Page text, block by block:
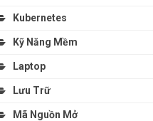
Kubernetes
Kỹ Năng Mềm
Laptop
Lưu Trữ
Mã Nguồn Mở